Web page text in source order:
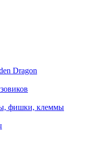
Dragon
фишки, клеммы